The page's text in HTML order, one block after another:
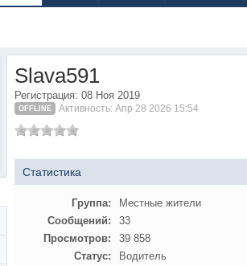
Slava591
Регистрация: 08 Ноя 2019
OFFLINE Активность: Апр 28 2026 15:54
Статистика
Группа:
Местные жители
Сообщений:
33
Просмотров:
39 858
Статус:
Водитель